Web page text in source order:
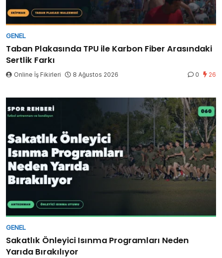
GENEL
Taban Plakasında TPU ile Karbon Fiber Arasındaki
Sertlik Farkı
Online İş Fikirleri 8 Ağustos 2026 0 26
GENEL
Sakatlık Önleyici Isınma Programları Neden
Yarıda Bırakılıyor